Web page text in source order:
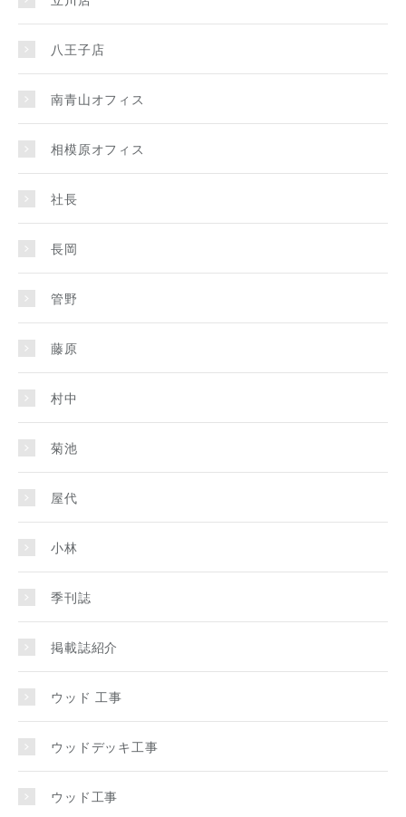
八王子店
南青山オフィス
相模原オフィス
社長
長岡
管野
藤原
村中
菊池
屋代
小林
季刊誌
掲載誌紹介
ウッド 工事
ウッドデッキ工事
ウッド工事